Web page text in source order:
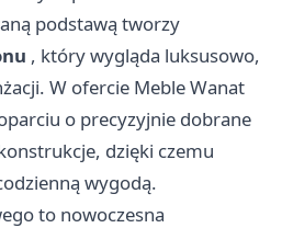
podstawą tworzy
, który wygląda luksusowo,
W ofercie Meble Wanat
o precyzyjnie dobrane
dzięki czemu
wygodą.
to nowoczesna